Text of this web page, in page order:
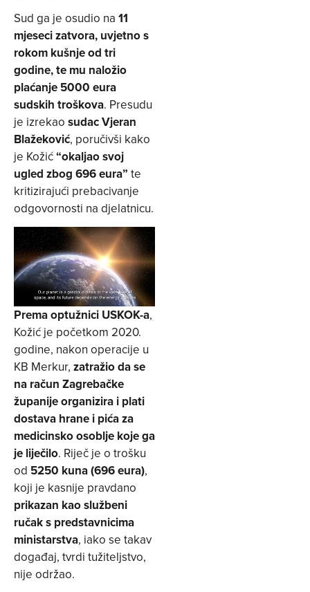
Sud ga je osudio na 11
mjeseci zatvora, uvjetno s
rokom kušnje od tri
godine, te mu naložio
plaćanje 5000 eura
sudskih troškova. Presudu
je izrekao sudac Vjeran
Blažeković, poručivši kako
je Kožić“okaljao svoj
ugled zbog 696 eura” te
kritizirajući prebacivanje
odgovornosti na djelatnicu.
Prema optužnici USKOK-a,
Kožić je početkom 2020.
godine, nakon operacije u
KB Merkur, zatražio da se
na račun Zagrebačke
županije organizira i plati
dostava hrane i pića za
medicinsko osoblje koje ga
je liječilo. Riječ je o trošku
od 5250 kuna (696 eura),
koji je kasnije pravdano
prikazan kao službeni
ručak s predstavnicima
ministarstva, iako se takav
događaj, tvrdi tužiteljstvo,
nije održao.